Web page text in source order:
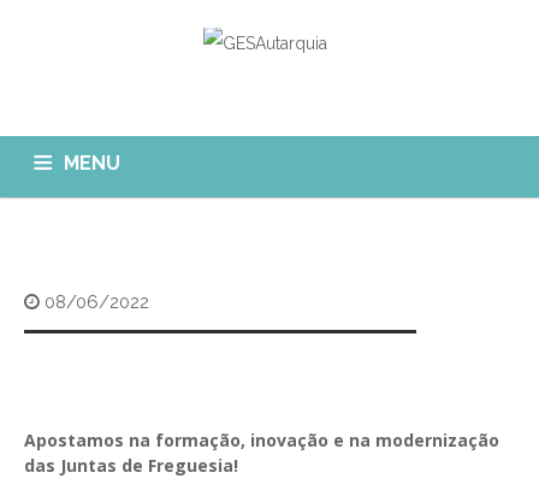
MENU
O que fazemos?
GESCanídeo
Configurar Email
08/06/2022
Apostamos na formação, inovação e na modernização
das Juntas de Freguesia!